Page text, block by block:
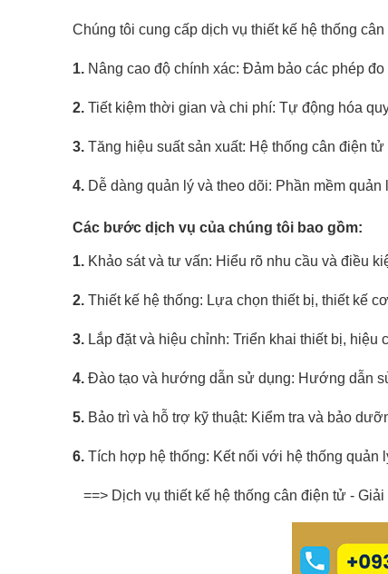
Chúng tôi cung cấp dịch vụ thiết kế hệ thống
1. Nâng cao độ chính xác: Đảm bảo các phép
2. Tiết kiệm thời gian và chi phí: Tự động hóa
3. Tăng hiệu suất sản xuất: Hệ thống cân điện
4. Dễ dàng quản lý và theo dõi: Phần mềm
Các bước dịch vụ của chúng tôi bao gồm:
1. Khảo sát và tư vấn: Hiểu rõ nhu cầu và điều
2. Thiết kế hệ thống: Lựa chọn thiết bị, thiết kế
3. Lắp đặt và hiệu chỉnh: Triển khai thiết bị, hiệu
4. Đào tạo và hướng dẫn sử dụng: Hướng dẫn
5. Bảo trì và hỗ trợ kỹ thuật: Kiểm tra và bảo
6. Tích hợp hệ thống: Kết nối với hệ thống quản
==> Dịch vụ thiết kế hệ thống cân điện tử -